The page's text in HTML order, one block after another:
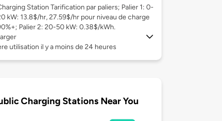
Station Tarification par paliers; Palier 1: 0-
kW: 13.8$/hr, 27.59$/hr pour niveau de charge
Palier 2: 20-50 kW: 0.38$/kWh.
utilisation il y a moins de 24 heures
Charging Stations Near You